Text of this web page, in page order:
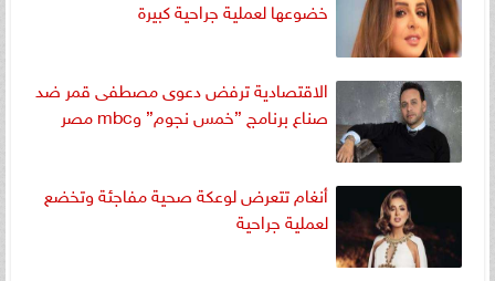
خضوعها لعملية جراحية كبيرة
الاقتصادية ترفض دعوى مصطفى قمر ضد
صناع برنامج ”خمس نجوم” وmbc مصر
أنغام تتعرض لوعكة صحية مفاجئة وتخضع
لعملية جراحية